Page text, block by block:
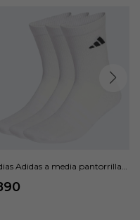
Adidas a media pantorrilla